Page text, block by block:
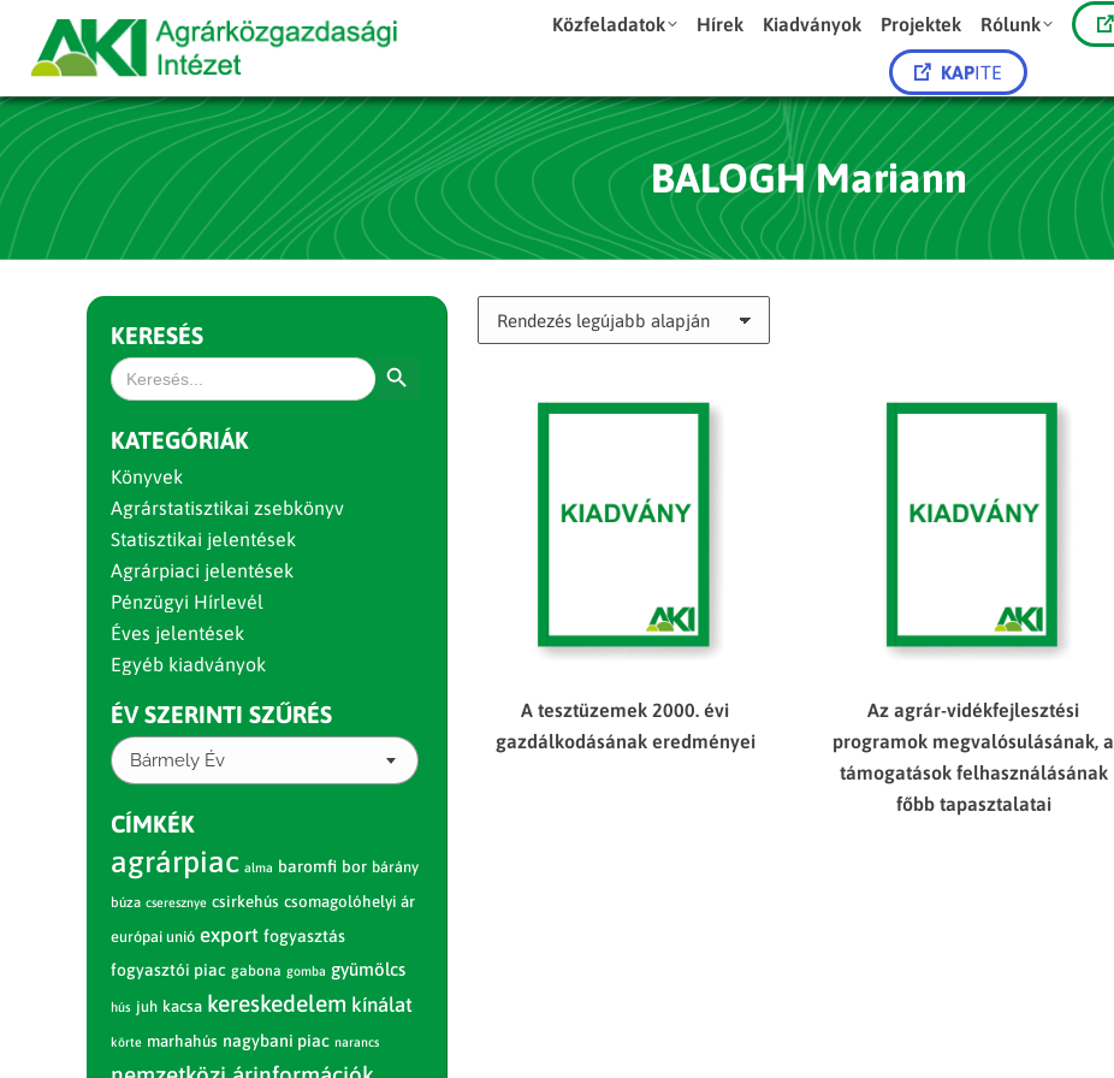
Közfeladatok Hírek Kiadványok Projektek Rólunk
KAPITE
BALOGH Mariann
A tesztüzemek 2000. évi
gazdálkodásának eredményei
Az agrár-vidékfejlesztési
programok megvalósulásának, a
támogatások felhasználásának
főbb tapasztalatai
KERESÉS
Search
for:
KATEGÓRIÁK
Könyvek
Agrárstatisztikai zsebkönyv
Statisztikai jelentések
Agrárpiaci jelentések
Pénzügyi Hírlevél
Éves jelentések
Egyéb kiadványok
ÉV SZERINTI SZŰRÉS
Bármely Év
CÍMKÉK
agrárpiac alma baromfi bor bárány
búza cseresznye csirkehús csomagolóhelyi ár
európai unió export fogyasztás
fogyasztói piac gabona gomba gyümölcs
hús juh kacsa kereskedelem kínálat
körte marhahús nagybani piac narancs